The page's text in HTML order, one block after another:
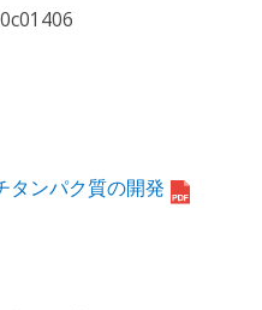
タンパク質の開発